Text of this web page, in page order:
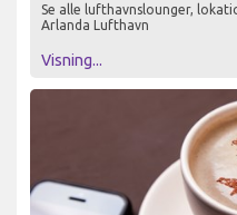
Se alle lufthavnslounger,
Arlanda Lufthavn
Visning...